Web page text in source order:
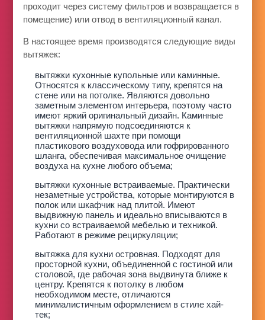
проходит через систему фильтров и возвращается в
помещение) или отвод в вентиляционный канал.
В настоящее время производятся следующие виды
вытяжек:
вытяжки кухонные купольные или каминные.
Относятся к классическому типу, крепятся на
стене или на потолке. Являются довольно
заметным элементом интерьера, поэтому часто
имеют яркий оригинальный дизайн. Каминные
вытяжки напрямую подсоединяются к
вентиляционной шахте при помощи
пластикового воздуховода или гофрированного
шланга, обеспечивая максимальное очищение
воздуха на кухне любого объема;
вытяжки кухонные встраиваемые. Практически
незаметные устройства, которые монтируются в
полок или шкафчик над плитой. Имеют
выдвижную панель и идеально вписываются в
кухни со встраиваемой мебелью и техникой.
Работают в режиме рециркуляции;
вытяжка для кухни островная. Подходят для
просторной кухни, объединенной с гостиной или
столовой, где рабочая зона выдвинута ближе к
центру. Крепятся к потолку в любом
необходимом месте, отличаются
минималистичным оформлением в стиле хай-
тек;